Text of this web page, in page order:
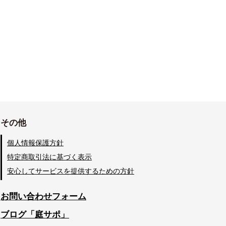
その他
個人情報保護方針
特定商取引法に基づく表示
安心してサービスを提供するための方針
お問い合わせフォーム
ブログ「庭サポ」